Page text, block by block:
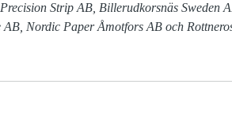
Strip AB, Billerudkorsnäs Sweden
Nordic Paper Åmotfors AB och